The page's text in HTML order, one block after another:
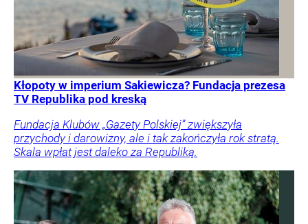
Kłopoty w imperium Sakiewicza? Fundacja prezesa
TV Republika pod kreską
Fundacja Klubów „Gazety Polskiej” zwiększyła
przychody i darowizny, ale i tak zakończyła rok stratą.
Skala wpłat jest daleko za Republiką.